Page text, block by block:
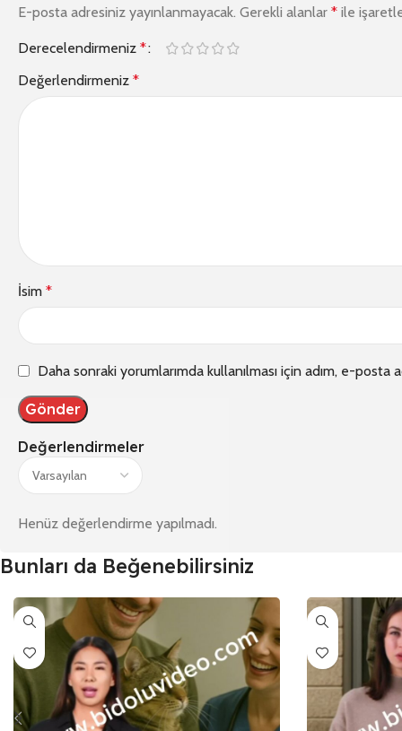
Değerlendirmeler
Henüz değerlendirme yapılmadı.
E-posta adresiniz yayınlanmayacak. Gerekli alanlar * ile
Derecelendirmeniz *
Değerlendirmeniz *
İsim *
Daha sonraki yorumlarımda kullanılması için adım, e-
Bunları da Beğenebilirsiniz